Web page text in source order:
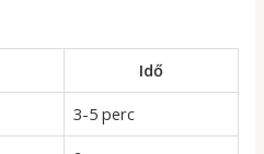
Idő
3-5 perc